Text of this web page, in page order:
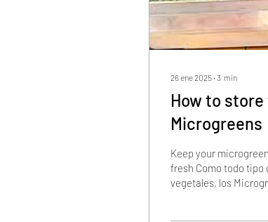
26 ene 2025 ∙3 min
How to store
Microgreens
Keep your
fresh Como todo tipo
vegetales, los